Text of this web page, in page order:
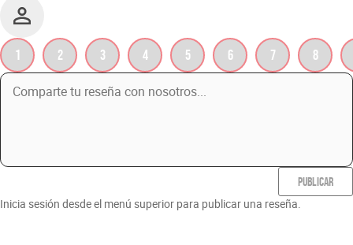
1 2 3 4 5 6 7 8
PUBLICAR
Inicia sesión desde el menú superior para publicar una reseña.